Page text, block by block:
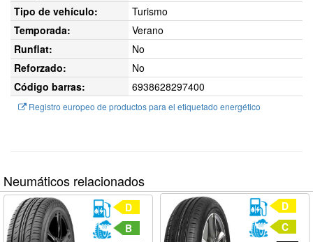
Tipo de vehículo:
Turismo
Temporada:
Verano
Runflat:
No
Reforzado:
No
Código barras:
6938628297400
Registro europeo de productos para el etiquetado energético
Neumáticos relacionados
D
B
D
C